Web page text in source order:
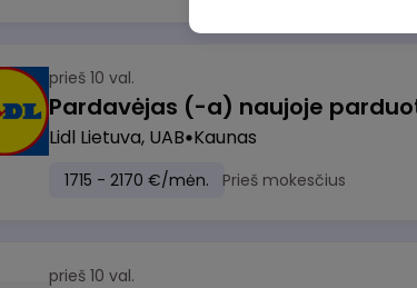
prieš 10 val.
Lidl Lietuva, UAB Kaunas
1715 - 2170 €/mėn. Prieš mokesčius
prieš 10 val.